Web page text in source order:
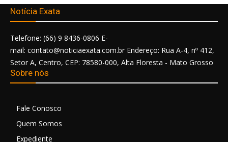
Notícia Exata
Telefone: (66) 9 8436-0806 E-
mail: contato@noticiaexata.com.br Endereço: Rua A-4, nº 412,
Setor A, Centro, CEP: 78580-000, Alta Floresta - Mato Grosso
Sobre nós
Fale Conosco
Quem Somos
Expediente